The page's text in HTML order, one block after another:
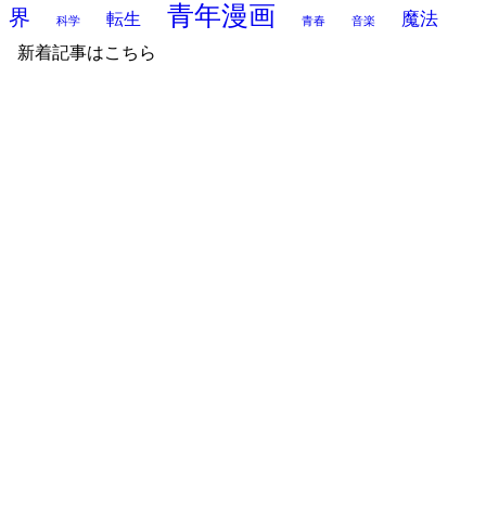
界
科学 転生 青年漫画 青春 音楽 魔法
新着記事はこちら